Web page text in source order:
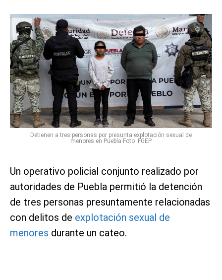
Detienen a tres personas por presunta explotación sexual de
menores en Puebla Foto :FGEP
Un operativo policial conjunto realizado por
autoridades de Puebla permitió la detención
de tres personas presuntamente relacionadas
con delitos de explotación sexual de
menores durante un cateo.